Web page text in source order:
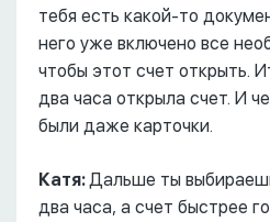
тебя есть какой-то
него уже включено все
чтобы этот счет открыть.
два часа открыла счет. И
были даже карточки.
Катя:Дальше ты
два часа, а счет быстрее